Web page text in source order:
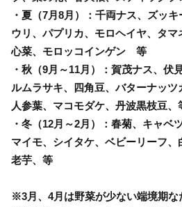
・夏（7月8月）：千両ナス、ズッ
ウリ、パプリカ、モロヘイヤ、タ
心菜、モロッコインゲン 等
・秋（9月～11月）：賀茂ナス、伏
ルムラサキ、四角豆、バターナッツ
人参葉、マコモダケ、丹波黒枝豆、
・冬（12月～2月）：春菊、キャベ
マイモ、シイタケ、ベビーリーフ
老芋、等
※3月、4月は野菜が少ない端境期な